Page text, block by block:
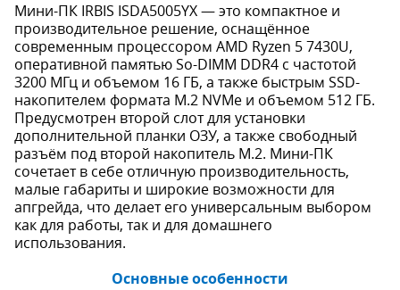
Мини-ПК IRBIS ISDA5005YX — это компактное и
производительное решение, оснащённое
современным процессором AMD Ryzen 5 7430U,
оперативной памятью So-DIMM DDR4 с частотой
3200 МГц и объемом 16 ГБ, а также быстрым SSD-
накопителем формата M.2 NVMe и объемом 512 ГБ.
Предусмотрен второй слот для установки
дополнительной планки ОЗУ, а также свободный
разъём под второй накопитель M.2. Мини-ПК
сочетает в себе отличную производительность,
малые габариты и широкие возможности для
апгрейда, что делает его универсальным выбором
как для работы, так и для домашнего
использования.
Основные особенности